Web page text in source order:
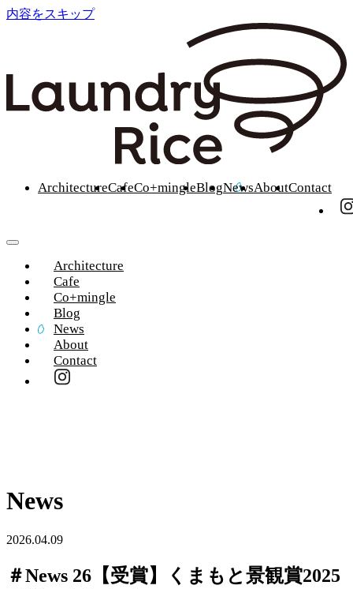
内容をスキップ
ArchitectureCafeCo+mingleBlogNewsAboutContact
Architecture
Cafe
Co+mingle
Blog
News
About
Contact
News
2026.04.09
＃News 26【受賞】くまもと景観賞2025